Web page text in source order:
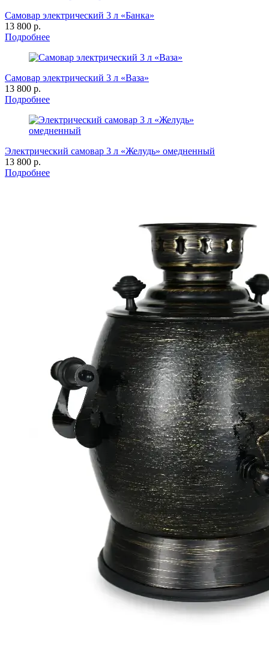
Самовар электрический 3 л «Банка»
13 800 р.
Подробнее
Самовар электрический 3 л «Ваза»
13 800 р.
Подробнее
Электрический самовар 3 л «Желудь» омедненный
13 800 р.
Подробнее